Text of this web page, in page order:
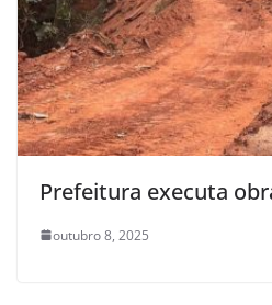
Prefeitura executa
outubro 8, 2025